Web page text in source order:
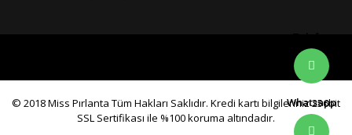
© 2018 Miss Pırlanta Tüm Hakları Saklıdır. Kredi kartı bilgileriniz 256bit
SSL Sertifikası ile %100 koruma altındadır.
Whatsapp